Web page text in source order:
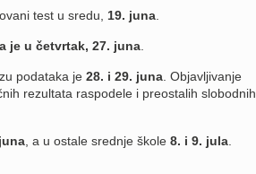
test u sredu, 19. juna.
je u četvrtak, 27. juna.
podataka je 28. i 29. juna. Objavljivanje
rezultata raspodele i preostalih slobodnih
, a u ostale srednje škole8. i 9. jula.